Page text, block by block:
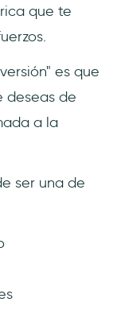
que te
es que
deseas de
a la
ser una de